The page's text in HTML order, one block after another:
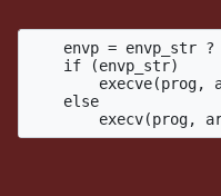
envp = envp_str
    if (envp_str)
execve(prog,
    else
しかし、Solaris 10 の man